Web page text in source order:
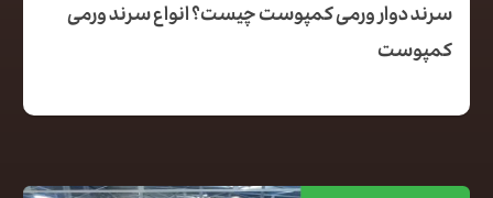
سرند دوار ورمی کمپوست چیست؟ انواع سرند ورمی
کمپوست